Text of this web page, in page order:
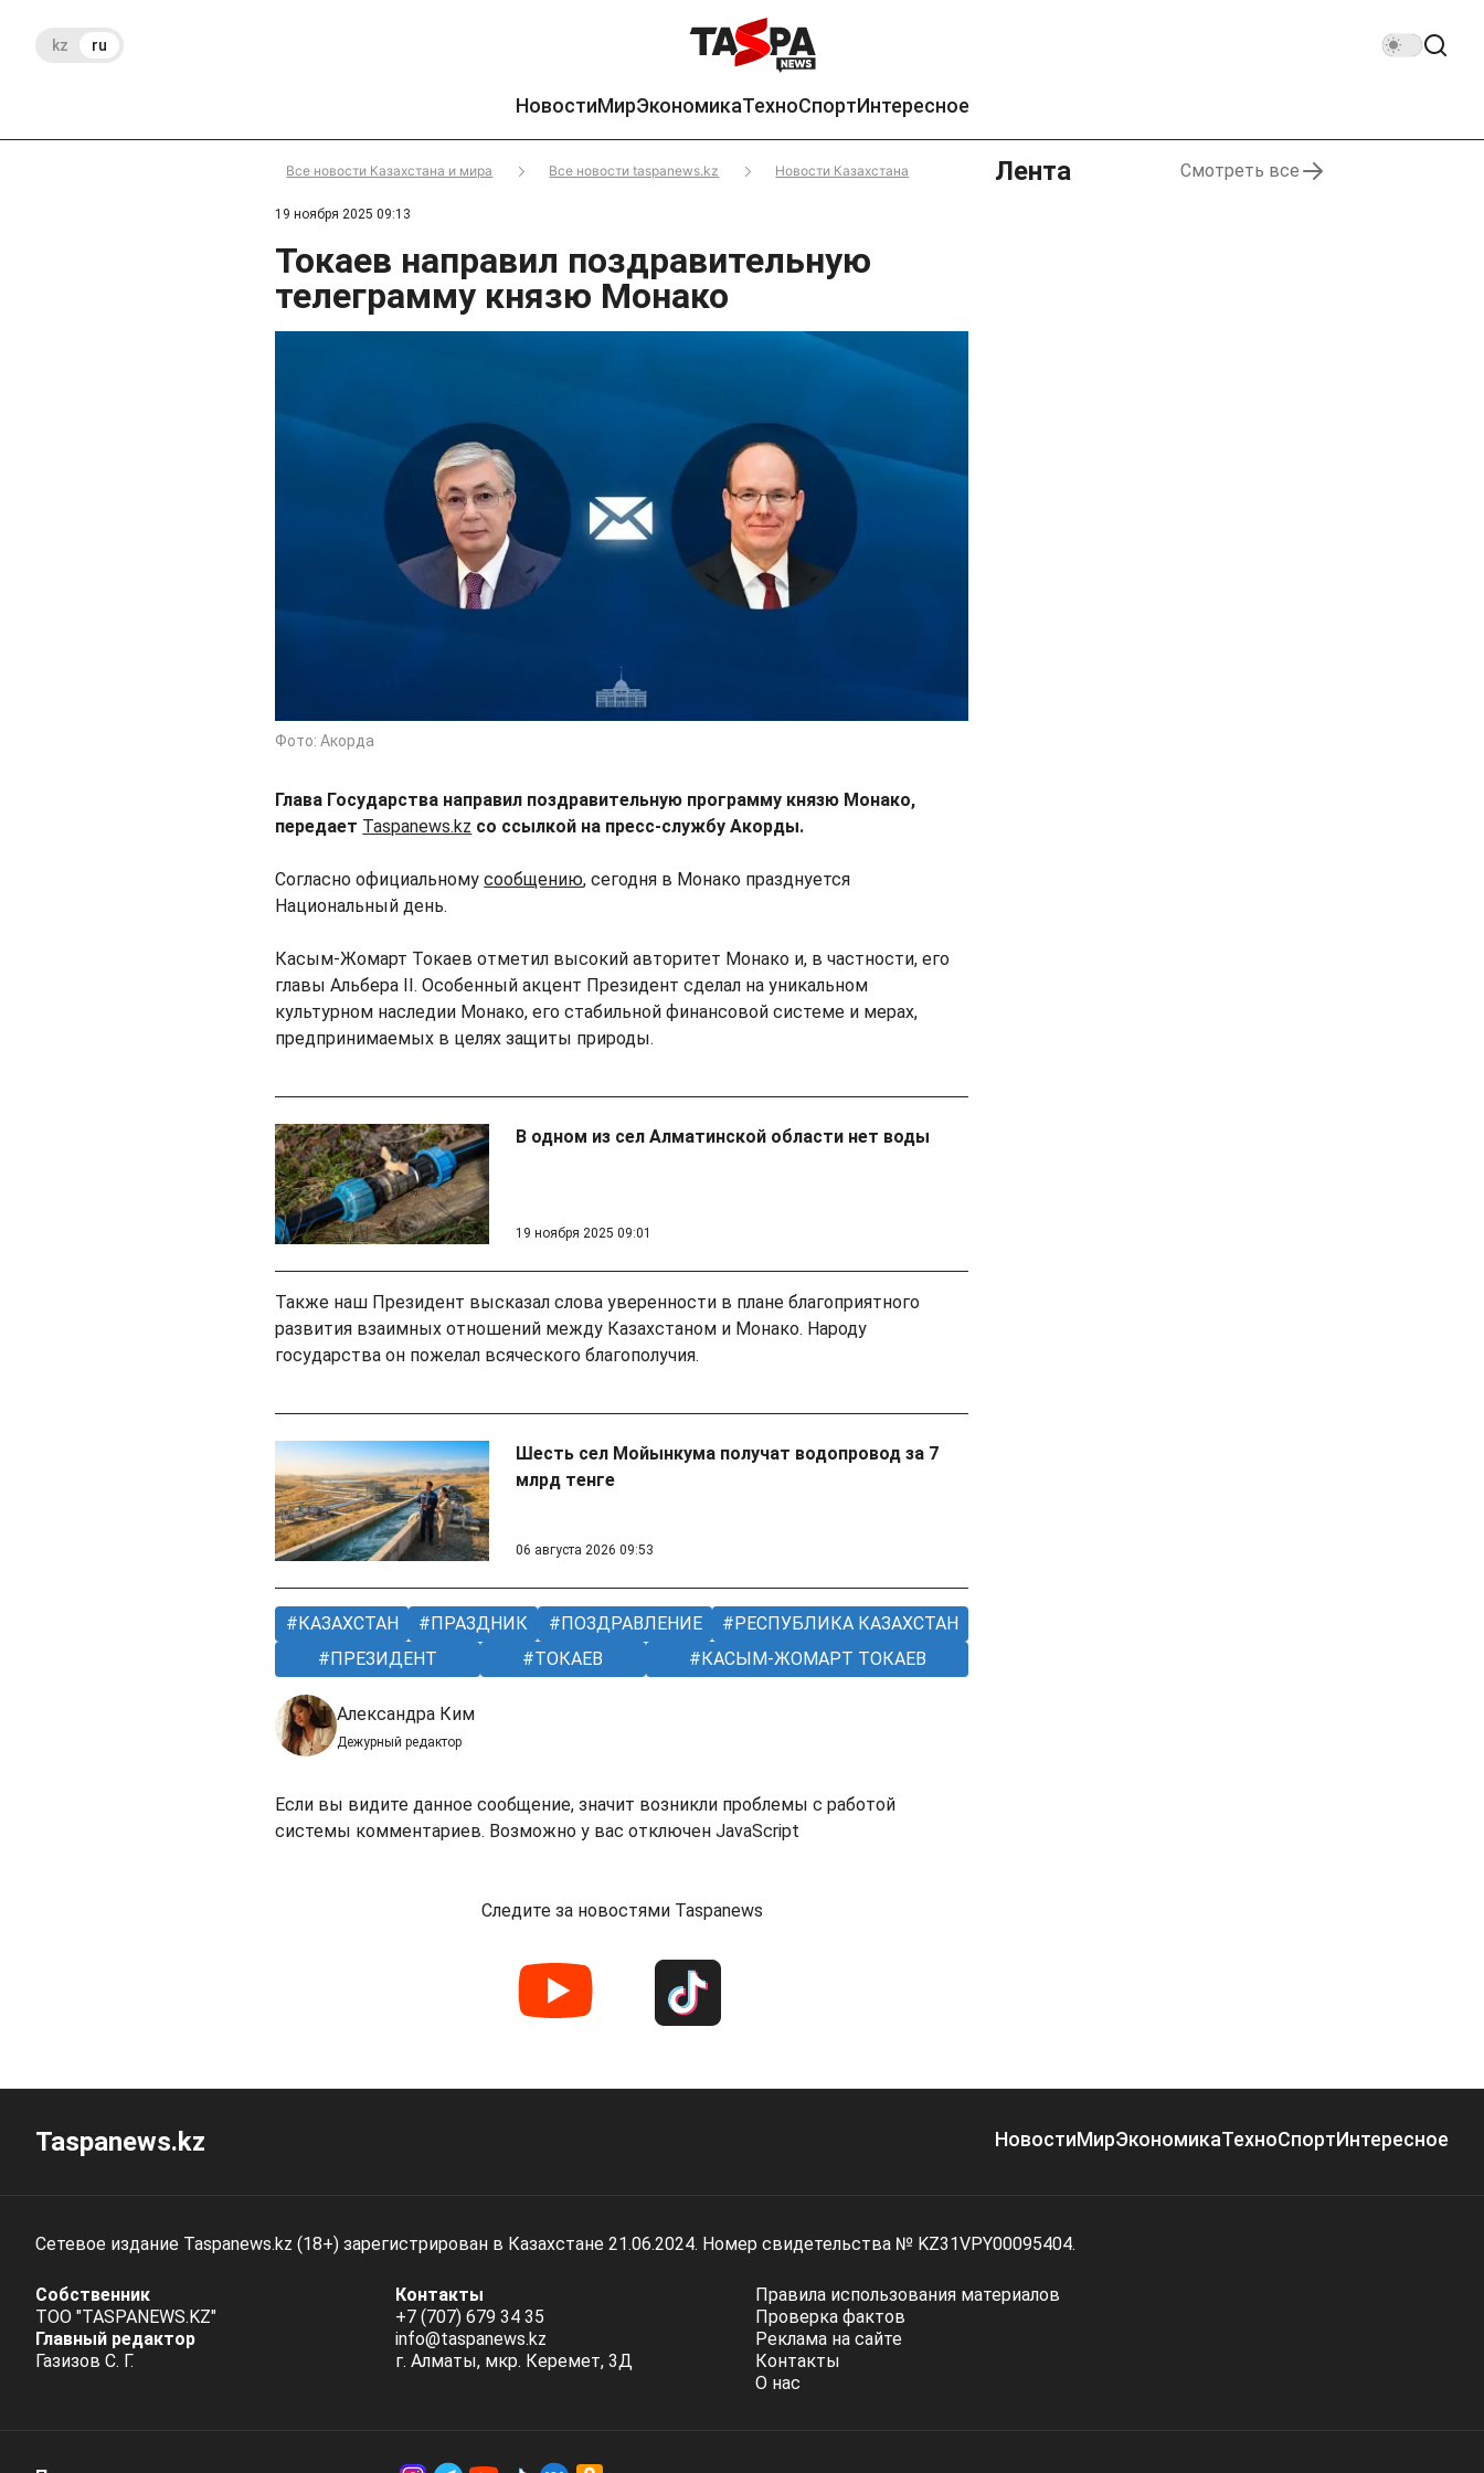
kz ru
НовостиМирЭкономикаТехноСпортИнтересное
Все новости Казахстана и мира Все новости taspanews.kz Новости Казахстана
19 ноября 2025 09:13
Токаев направил поздравительную
телеграмму князю Монако
Фото: Акорда
Глава Государства направил поздравительную программу князю Монако,
передает Taspanews.kz со ссылкой на пресс-службу Акорды.
Согласно официальномусообщению, сегодня в Монако празднуется
Национальный день.
Касым-Жомарт Токаев отметил высокий авторитет Монако и, в частности, его
главы Альбера II. Особенный акцент Президент сделал на уникальном
культурном наследии Монако, его стабильной финансовой системе и мерах,
предпринимаемых в целях защиты природы.
В одном из сел Алматинской области нет воды
19 ноября 2025 09:01
Также наш Президент высказал слова уверенности в плане благоприятного
развития взаимных отношений между Казахстаном и Монако. Народу
государства он пожелал всяческого благополучия.
Шесть сел Мойынкума получат водопровод за 7
млрд тенге
06 августа 2026 09:53
КАЗАХСТАН ПРАЗДНИК ПОЗДРАВЛЕНИЕ
РЕСПУБЛИКА КАЗАХСТАН
ПРЕЗИДЕНТ
ТОКАЕВ КАСЫМ-ЖОМАРТ ТОКАЕВ
Александра Ким
Дежурный редактор
Если вы видите данное сообщение, значит возникли проблемы с работой
системы комментариев. Возможно у вас отключен JavaScript
Следите за новостями Taspanews
Лента Смотреть все
Taspanews.kz НовостиМирЭкономикаТехноСпортИнтересное
Сетевое издание Taspanews.kz (18+) зарегистрирован в Казахстане 21.06.2024. Номер свидетельства № KZ31VPY00095404.
Собственник
ТОО "TASPANEWS.KZ"
Главный редактор
Газизов С. Г.
Контакты
+7 (707) 679 34 35
info@taspanews.kz
г. Алматы, мкр. Керемет, 3Д
Правила использования материалов
Проверка фактов
Реклама на сайте
Контакты
О нас